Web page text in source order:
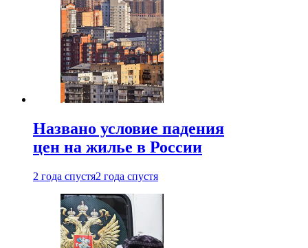
Названо условие падения
цен на жилье в России
2 года спустя2 года спустя